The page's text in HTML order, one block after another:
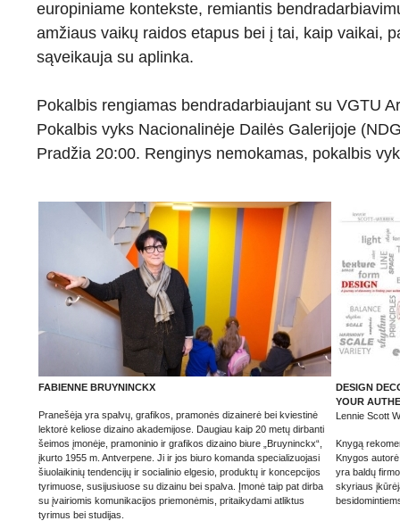
europiniame kontekste, remiantis
amžiaus vaikų raidos etapus bei į tai, kaip vaikai,
sąveikauja su aplinka.
Pokalbis rengiamas bendradarbiaujant su VGTU
Pokalbis vyks Nacionalinėje Dailės Galerijoje
Pradžia 20:00. Renginys nemokamas, pokalbis
FABIENNE BRUYNINCKX
Pranešėja yra spalvų, grafikos, pramonės dizainerė bei kviestinė
lektorė keliose dizaino akademijose. Daugiau kaip 20 metų dirbanti
šeimos įmonėje, pramoninio ir grafikos dizaino biure „Bruyninckx“,
įkurto 1955 m. Antverpene. Ji ir jos biuro komanda specializuojasi
šiuolaikinių tendencijų ir socialinio elgesio, produktų ir koncepcijos
tyrimuose, susijusiuose su dizainu bei spalva. Įmonė taip pat dirba
su įvairiomis komunikacijos priemonėmis, pritaikydami atliktus
tyrimus bei studijas.
DESIGN
YOUR
Lennie Scott
Knygą
Knygos
yra baldų
skyriaus